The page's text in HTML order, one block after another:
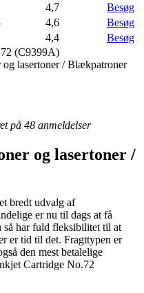
4,7
Besøg
4,6
Besøg
4,4
Besøg
(C9399A)
lasertoner / Blækpatroner
på 48 anmeldelser
og lasertoner /
bredt udvalg af
er nu til dags at få
så har fuld fleksibilitet til at
er tid til det. Fragttypen er
den mest betalelige
Cartridge No.72